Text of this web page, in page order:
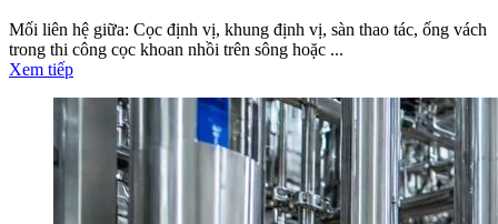
Mối liên hệ giữa: Cọc định vị, khung định vị, sàn thao tác, ống vách
trong thi công cọc khoan nhồi trên sông hoặc ...
Xem tiếp